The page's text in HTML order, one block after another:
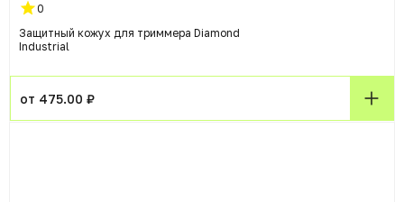
0
Защитный кожух для триммера Diamond
Industrial
от 475.00 ₽